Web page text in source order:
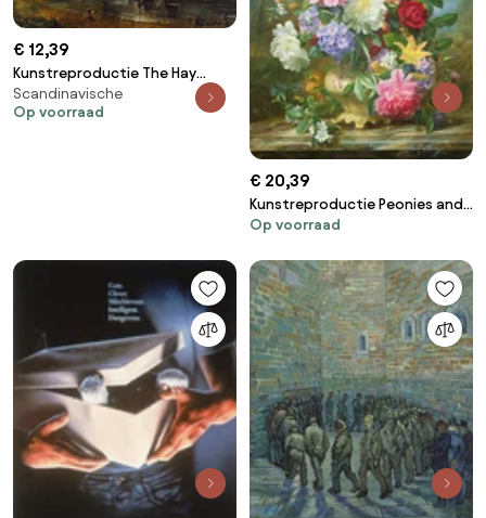
€ 12,39
Kunstreproductie The Hay
Wain, 1821, John Constable
Scandinavische
Op voorraad
€ 20,39
Kunstreproductie Peonies and
mixed flowers, Albert Williams
Op voorraad